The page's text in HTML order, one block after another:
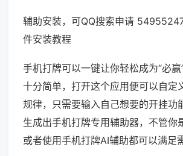
辅助安装，可QQ搜索申请
件安装教程
手机打牌可以一键让你轻松成为“必
十分简单，打开这个应用便可以自定
规律，只需要输入自己想要的开挂功
生成出手机打牌专用辅助器，不管你
或者使用手机打牌AI辅助都可以满足